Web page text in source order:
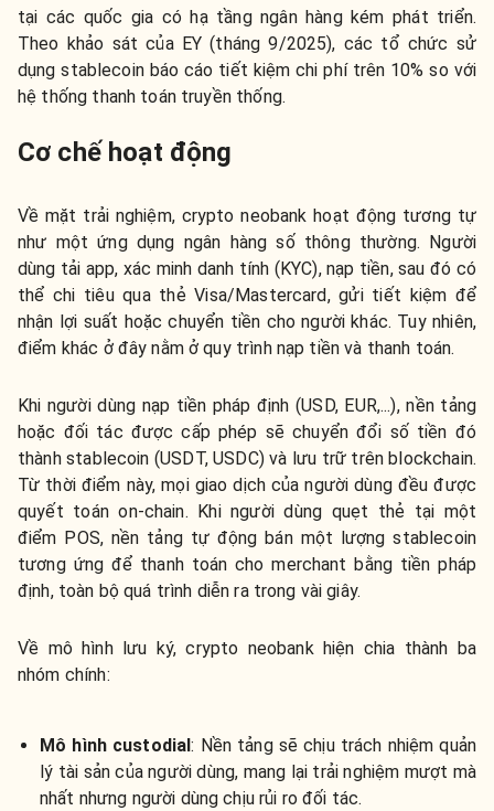
tại các quốc gia có hạ tầng ngân hàng kém phát triển.
Theo khảo sát của EY (tháng 9/2025), các tổ chức sử
dụng stablecoin báo cáo tiết kiệm chi phí trên 10% so với
hệ thống thanh toán truyền thống.
Cơ chế hoạt động
Về mặt trải nghiệm, crypto neobank hoạt động tương tự
như một ứng dụng ngân hàng số thông thường. Người
dùng tải app, xác minh danh tính (KYC), nạp tiền, sau đó có
thể chi tiêu qua thẻ Visa/Mastercard, gửi tiết kiệm để
nhận lợi suất hoặc chuyển tiền cho người khác. Tuy nhiên,
điểm khác ở đây nằm ở quy trình nạp tiền và thanh toán.
Khi người dùng nạp tiền pháp định (USD, EUR,...), nền tảng
hoặc đối tác được cấp phép sẽ chuyển đổi số tiền đó
thành stablecoin (USDT, USDC) và lưu trữ trên blockchain.
Từ thời điểm này, mọi giao dịch của người dùng đều được
quyết toán on-chain. Khi người dùng quẹt thẻ tại một
điểm POS, nền tảng tự động bán một lượng stablecoin
tương ứng để thanh toán cho merchant bằng tiền pháp
định, toàn bộ quá trình diễn ra trong vài giây.
Về mô hình lưu ký, crypto neobank hiện chia thành ba
nhóm chính:
Mô hình custodial: Nền tảng sẽ chịu trách nhiệm quản
lý tài sản của người dùng, mang lại trải nghiệm mượt mà
nhất nhưng người dùng chịu rủi ro đối tác.